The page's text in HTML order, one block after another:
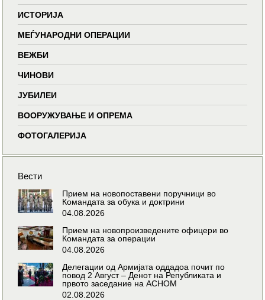
ИСТОРИЈА
МЕЃУНАРОДНИ ОПЕРАЦИИ
ВЕЖБИ
ЧИНОВИ
ЈУБИЛЕИ
ВООРУЖУВАЊЕ И ОПРЕМА
ФОТОГАЛЕРИЈА
Вести
Прием на новопоставени поручници во
Командата за обука и доктрини
04.08.2026
Прием на новопроизведените офицери во
Командата за операции
04.08.2026
Делегации од Армијата оддадоа почит по
повод 2 Август – Денот на Републиката и
првото заседание на АСНОМ
02.08.2026